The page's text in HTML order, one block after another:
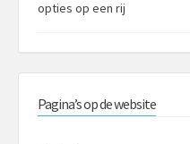
opties op een rij
Pagina’s op de website